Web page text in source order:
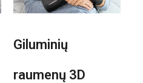
Giluminių
raumenų 3D